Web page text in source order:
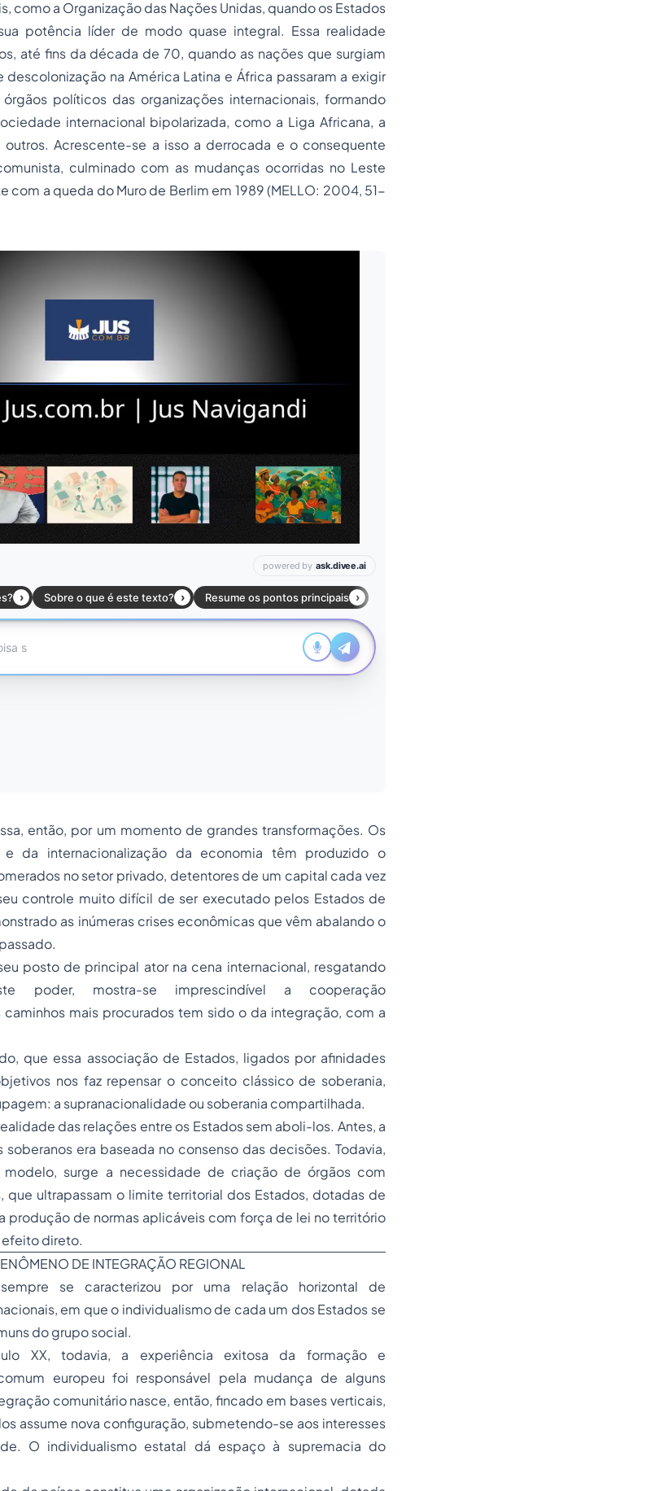
como a Organização das Nações Unidas, quando os Estados
potência líder de modo quase integral. Essa realidade
até fins da década de 70, quando as nações que surgiam
na América Latina e África passaram a exigir
políticos das organizações internacionais, formando
internacional bipolarizada, como a Liga Africana, a
outros. Acrescente-se a isso a derrocada e o consequente
culminado com as mudanças ocorridas no Leste
com a queda do Muro de Berlim em 1989 (MELLO: 2004, 51-
então, por um momento de grandes transformações. Os
da internacionalização da economia têm produzido o
no setor privado, detentores de um capital cada vez
controle muito difícil de ser executado pelos Estados de
as inúmeras crises econômicas que vêm abalando o
posto de principal ator na cena internacional, resgatando
poder, mostra-se imprescindível a cooperação
mais procurados tem sido o da integração, com a
que essa associação de Estados, ligados por afinidades
nos faz repensar o conceito clássico de soberania,
a supranacionalidade ou soberania compartilhada.
das relações entre os Estados sem aboli-los. Antes, a
era baseada no consenso das decisões. Todavia,
surge a necessidade de criação de órgãos com
que ultrapassam o limite territorial dos Estados, dotadas de
produção de normas aplicáveis com força de lei no território
efeito direto.
DE INTEGRAÇÃO REGIONAL
se caracterizou por uma relação horizontal de
em que o individualismo de cada um dos Estados se
do grupo social.
XX, todavia, a experiência exitosa da formação e
europeu foi responsável pela mudança de alguns
comunitário nasce, então, fincado em bases verticais,
assume nova configuração, submetendo-se aos interesses
O individualismo estatal dá espaço à supremacia do